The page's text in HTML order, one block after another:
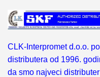
CLK-Interpromet d.o.o.
distributera od 1996.
da smo najveci